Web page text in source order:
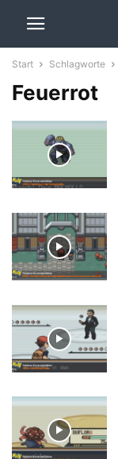
Start Schlagworte
Feuerrot